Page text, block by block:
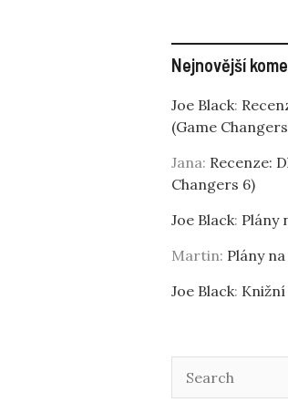
Nejnovější
Joe Black:
(Game
Jana: Recenze:
Changers 6)
Joe Black: Plány
Martin: Plány
Joe Black: Knižní